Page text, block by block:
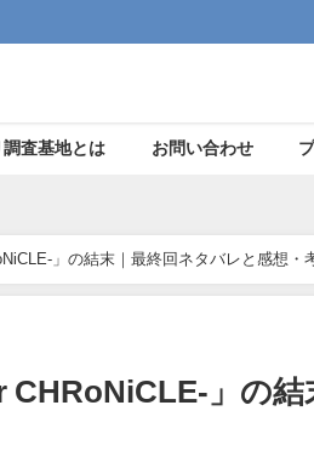
査基地とは お問い合わせ
」の結末｜最終回ネタバレと感想・
」の結